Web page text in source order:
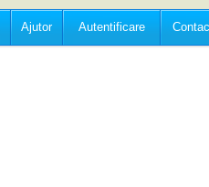
Ajutor Autentificare